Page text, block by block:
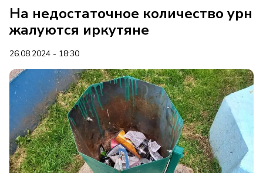
На недостаточное количество урн
жалуются иркутяне
26.08.2024 - 18:30